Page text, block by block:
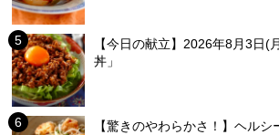
【今日の献立】2026年8月3日(
丼」
【驚きのやわらかさ！】ヘル